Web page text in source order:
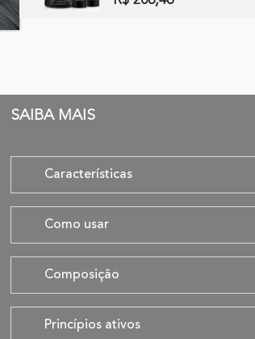
SAIBA MAIS
Características
Como usar
Composição
Princípios ativos